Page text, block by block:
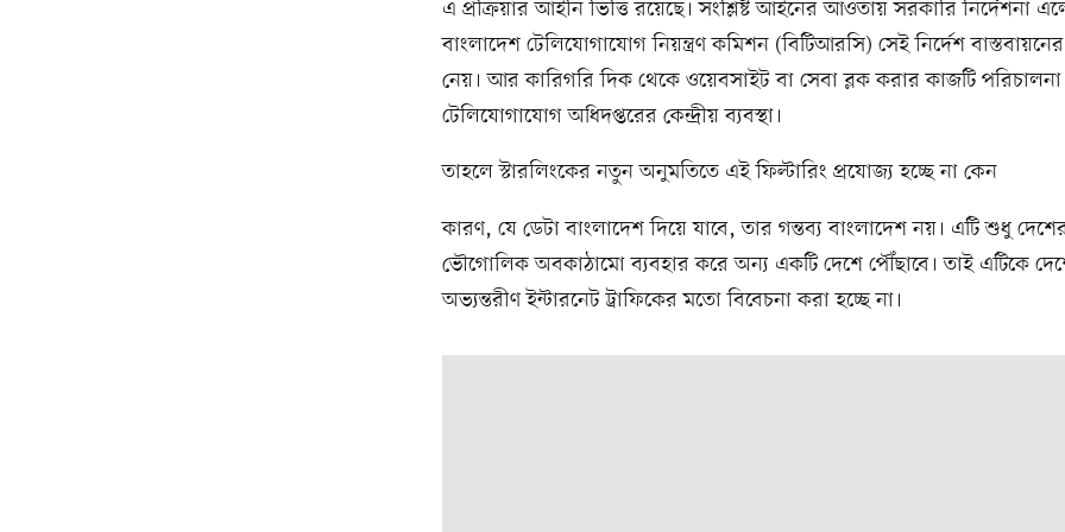
এ প্রক্রিয়ার আইনি ভিত্তি রয়েছে। সংশ্লিষ্ট আইনের আওতায় সরকারি নির্দেশনা
বাংলাদেশ টেলিযোগাযোগ নিয়ন্ত্রণ কমিশন (বিটিআরসি) সেই নির্দেশ
নেয়। আর কারিগরি দিক থেকে ওয়েবসাইট বা সেবা ব্লক করার কাজটি
টেলিযোগাযোগ অধিদপ্তরের কেন্দ্রীয় ব্যবস্থা।
তাহলে স্টারলিংকের নতুন অনুমতিতে এই ফিল্টারিং প্রযোজ্য হচ্ছে না কেন
কারণ, যে ডেটা বাংলাদেশ দিয়ে যাবে, তার গন্তব্য বাংলাদেশ নয়। এটি শুধু
ভৌগোলিক অবকাঠামো ব্যবহার করে অন্য একটি দেশে পৌঁছাবে। তাই এটিকে
অভ্যন্তরীণ ইন্টারনেট ট্রাফিকের মতো বিবেচনা করা হচ্ছে না।